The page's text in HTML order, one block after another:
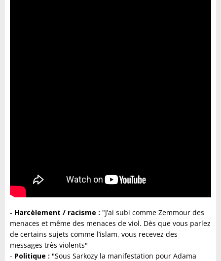
- Harcèlement / racisme : "J’ai subi comme Zemmour des
menaces et même des menaces de viol. Dès que vous parlez
de certains sujets comme l’islam, vous recevez des
messages très violents"
- Politique : "Sous Sarkozy la manifestation pour Adama